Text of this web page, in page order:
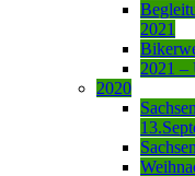
2021
2021 –
2020